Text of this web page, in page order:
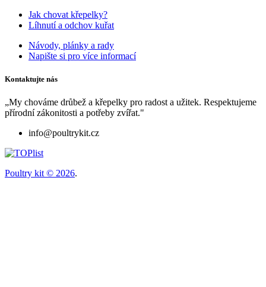
Jak chovat křepelky?
Líhnutí a odchov kuřat
Návody, plánky a rady
Napište si pro více informací
Kontaktujte nás
„My chováme drůbež a křepelky pro radost a užitek. Respektujeme
přírodní zákonitosti a potřeby zvířat."
info@poultrykit.cz
Poultry kit © 2026.